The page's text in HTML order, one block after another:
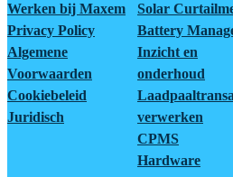
Werken bij Maxem
Privacy Policy
Algemene
Voorwaarden
Cookiebeleid
Juridisch
Solar
Battery
Inzicht en
onderhoud
verwerken
CPMS
Hardware